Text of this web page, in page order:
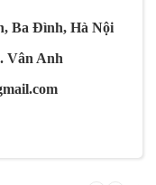
Ba Đình, Hà Nội
Vân Anh